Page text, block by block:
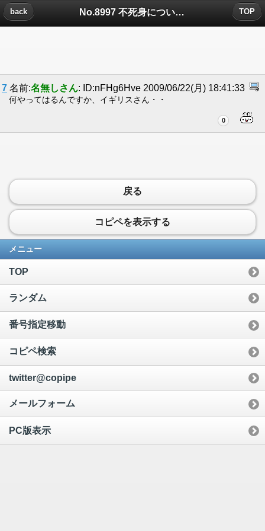
No.8997 不死身についたコメント
back TOP
7 名前:名無しさん: ID:nFHg6Hve 2009/06/22(月) 18:41:33
何やってはるんですか、イギリスさん・・
0
戻る
コピペを表示する
メニュー
TOP
ランダム
番号指定移動
コピペ検索
twitter@copipe
メールフォーム
PC版表示